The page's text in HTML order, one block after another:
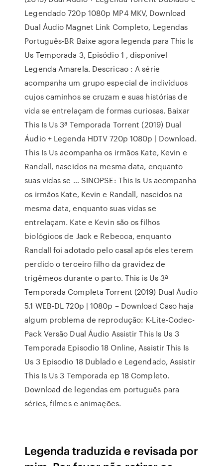
Legendado 720p 1080p MP4 MKV, Download
Dual Áudio Magnet Link Completo, Legendas
Português-BR Baixe agora legenda para This Is
Us Temporada 3, Episódio 1 , disponivel
Legenda Amarela. Descricao : A série
acompanha um grupo especial de indivíduos
cujos caminhos se cruzam e suas histórias de
vida se entrelaçam de formas curiosas. Baixar
This Is Us 3ª Temporada Torrent (2019) Dual
Áudio + Legenda HDTV 720p 1080p | Download.
This Is Us acompanha os irmãos Kate, Kevin e
Randall, nascidos na mesma data, enquanto
suas vidas se … SINOPSE: This Is Us acompanha
os irmãos Kate, Kevin e Randall, nascidos na
mesma data, enquanto suas vidas se
entrelaçam. Kate e Kevin são os filhos
biológicos de Jack e Rebecca, enquanto
Randall foi adotado pelo casal após eles terem
perdido o terceiro filho da gravidez de
trigêmeos durante o parto. This is Us 3ª
Temporada Completa Torrent (2019) Dual Áudio
5.1 WEB-DL 720p | 1080p – Download Caso haja
algum problema de reprodução: K-Lite-Codec-
Pack Versão Dual Áudio Assistir This Is Us 3
Temporada Episodio 18 Online, Assistir This Is
Us 3 Episodio 18 Dublado e Legendado, Assistir
This Is Us 3 Temporada ep 18 Completo.
Download de legendas em português para
séries, filmes e animações.
Legenda traduzida e revisada por